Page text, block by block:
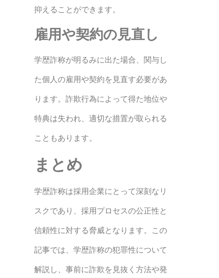
抑えることができます。
雇用や契約の見直し
学歴詐称が明るみに出た場合、関与し
た個人の雇用や契約を見直す必要があ
ります。詐欺行為によって得た地位や
特典は失われ、適切な措置が取られる
こともあります。
まとめ
学歴詐称は採用企業にとって深刻なリ
スクであり、採用プロセスの公正性と
信頼性に対する脅威となります。この
記事では、学歴詐称の犯罪性について
解説し、事前に詐欺を見抜く方法や発